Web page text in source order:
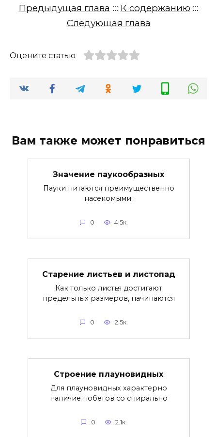
Предыдущая глава ::: К содержанию :::
Следующая глава
Оцените статью
Вам также может понравиться
Значение паукообразных
Пауки питаются преимущественно
насекомыми.
0 4.5к.
Старение листьев и листопад
Как только листья достигают
предельных размеров, начинаются
0 2.5к.
Строение плауновидных
Для плауновидных характерно
наличие побегов со спирально
0 2.1к.